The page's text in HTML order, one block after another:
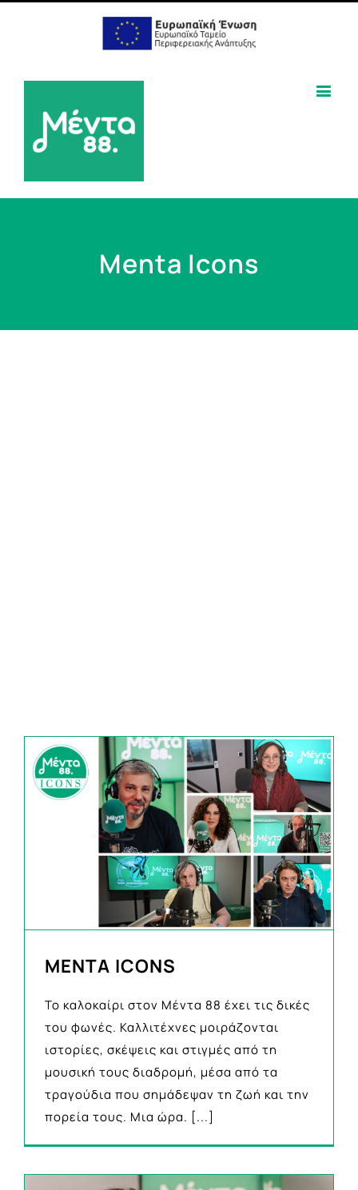
Menta Icons
MENTA ICONS
Το καλοκαίρι στον Μέντα 88 έχει τις δικές
του φωνές. Καλλιτέχνες μοιράζονται
ιστορίες, σκέψεις και στιγμές από τη
μουσική τους διαδρομή, μέσα από τα
τραγούδια που σημάδεψαν τη ζωή και την
πορεία τους. Μια ώρα. [...]